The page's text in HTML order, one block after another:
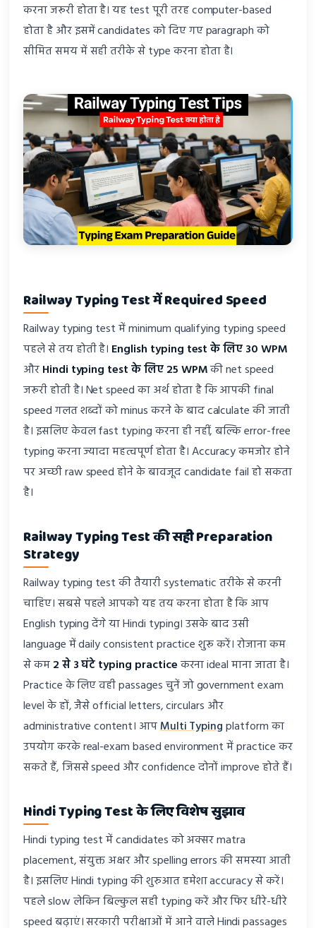
करना जरूरी होता है। यह test पूरी तरह computer-based
होता है और इसमें candidates को दिए गए paragraph को
सीमित समय में सही तरीके से type करना होता है।
Railway Typing Test में Required Speed
Railway typing test में minimum qualifying typing speed
पहले से तय होती है। English typing test के लिए 30 WPM
औरHindi typing test के लिए 25 WPMकी net speed
जरूरी होती है। Net speed का अर्थ होता है कि आपकी final
speed गलत शब्दों को minus करने के बाद calculate की जाती
है। इसलिए केवल fast typing करना ही नहीं, बल्कि error-free
typing करना ज्यादा महत्वपूर्ण होता है। Accuracy कमजोर होने
पर अच्छी raw speed होने के बावजूद candidate fail हो सकता
है।
Railway Typing Test की सही Preparation
Strategy
Railway typing test की तैयारी systematic तरीके से करनी
चाहिए। सबसे पहले आपको यह तय करना होता है कि आप
English typing देंगे या Hindi typing। उसके बाद उसी
language में daily consistent practice शुरू करें। रोजाना कम
से कम2 से 3 घंटे typing practiceकरना ideal माना जाता है।
Practice के लिए वही passages चुनें जो government exam
level के हों, जैसे official letters, circulars और
administrative content। आपMulti Typingplatform का
उपयोग करके real-exam based environment में practice कर
सकते हैं, जिससे speed और confidence दोनों improve होते हैं।
Hindi Typing Test के लिए विशेष सुझाव
Hindi typing test में candidates को अक्सर matra
placement, संयुक्त अक्षर और spelling errors की समस्या आती
है। इसलिए Hindi typing की शुरुआत हमेशा accuracy से करें।
पहले slow लेकिन बिल्कुल सही typing करें और फिर धीरे-धीरे
speed बढ़ाएं। सरकारी परीक्षाओं में आने वाले Hindi passages